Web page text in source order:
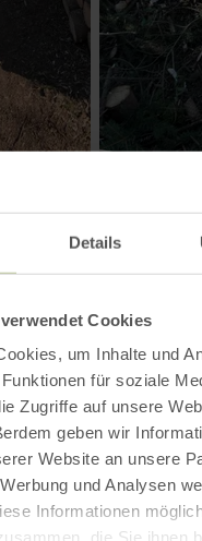
Details
Cookies
um Inhalte und
für soziale
Zugriffe auf unsere
geben wir
Website an unsere
und Analysen
Informationen
die Sie ihnen